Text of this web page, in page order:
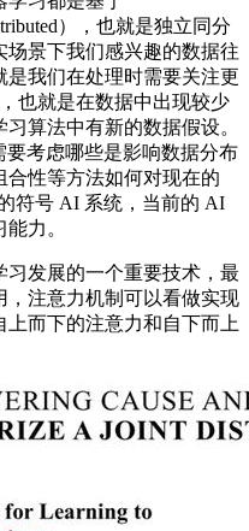
），也就是独立同分
景下我们感兴趣的数据往
我们在处理时需要关注更
也就是在数据中出现较少
算法中有新的数据假设。
要考虑哪些是影响数据分布
性等方法如何对现在的
符号 AI 系统，当前的 AI
力。
发展的一个重要技术，最
注意力机制可以看做实现
而下的注意力和自下而上